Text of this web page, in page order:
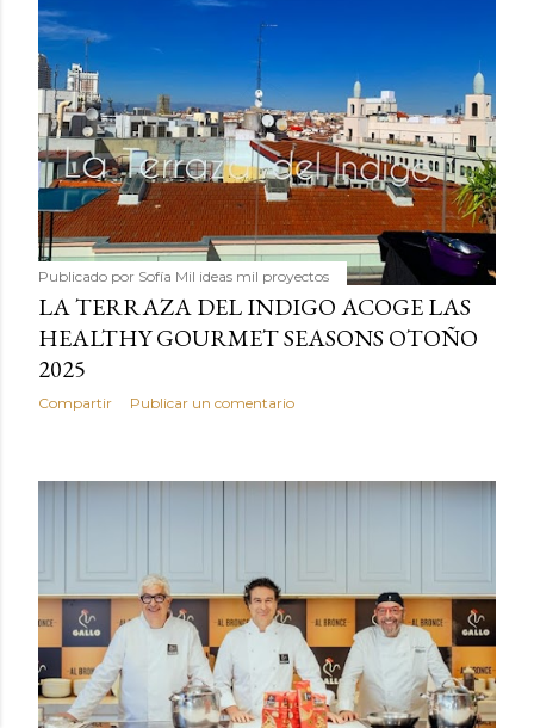
Publicado por Sofía Mil ideas mil proyectos
LA TERRAZA DEL INDIGO ACOGE LAS
HEALTHY GOURMET SEASONS OTOÑO
2025
Compartir Publicar un comentario